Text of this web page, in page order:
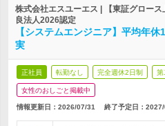
株式会社エスユーエス | 【東証グロー
良法人2026認定
【システムエンジニア】平均年
実
正社員 転勤なし 完全週休2日制 第
女性のおしごと掲載中
情報更新日：2026/07/31 終了予定日： 2027/